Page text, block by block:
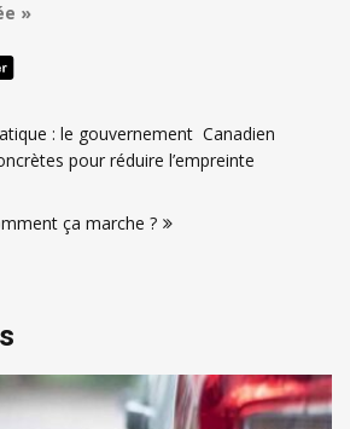
»
: le gouvernement Canadien
pour réduire l’empreinte
ça marche ?